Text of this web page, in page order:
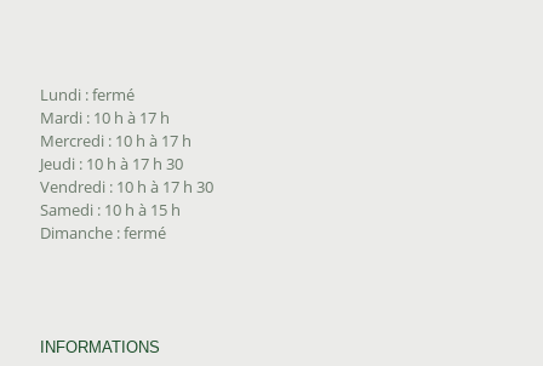
Lundi : fermé
Mardi : 10 h à 17 h
Mercredi : 10 h à 17 h
Jeudi : 10 h à 17 h 30
Vendredi : 10 h à 17 h 30
Samedi : 10 h à 15 h
Dimanche : fermé
INFORMATIONS